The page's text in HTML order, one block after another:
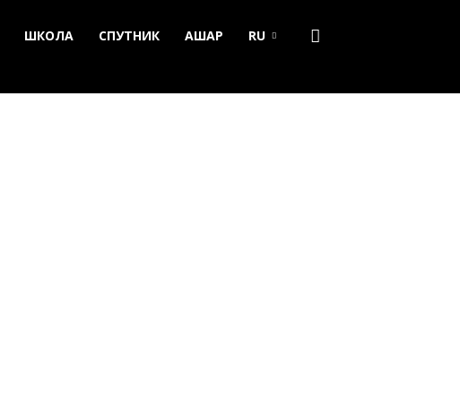
ШКОЛА СПУТНИК АШАР RU